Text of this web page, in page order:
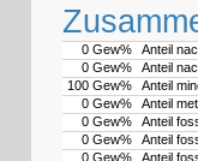
0 Gew% Anteil
0 Gew%
Anteil
100 Gew%
Anteil
0 Gew%
Anteil
0 Gew%
Anteil
0 Gew%
Anteil
0 Gew%
Anteil